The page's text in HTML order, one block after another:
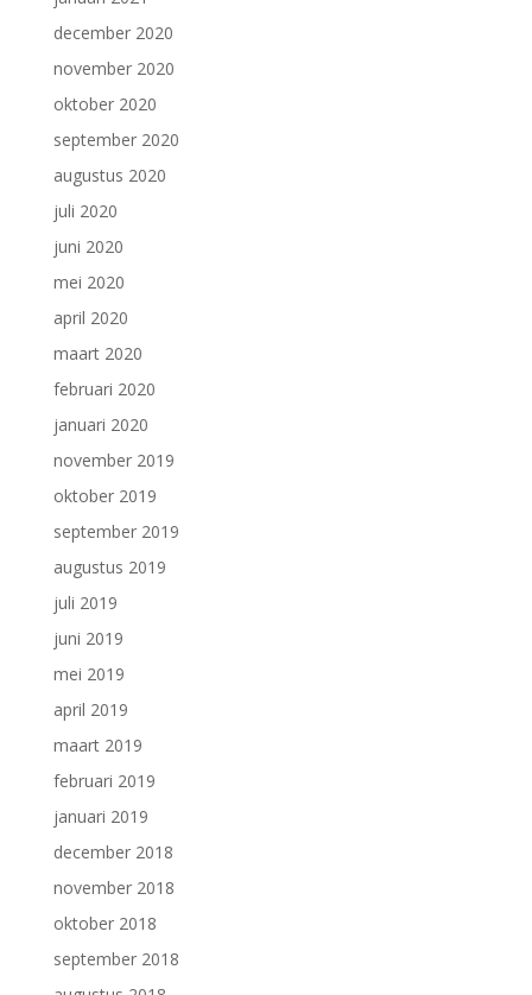
december 2020
november 2020
oktober 2020
september 2020
augustus 2020
juli 2020
juni 2020
mei 2020
april 2020
maart 2020
februari 2020
januari 2020
november 2019
oktober 2019
september 2019
augustus 2019
juli 2019
juni 2019
mei 2019
april 2019
maart 2019
februari 2019
januari 2019
december 2018
november 2018
oktober 2018
september 2018